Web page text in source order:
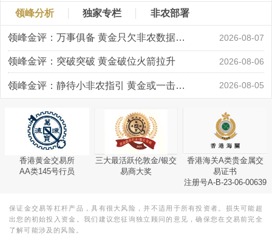
领峰分析 独家专栏 非农部署
领峰金评：万事俱备 黄金只欠非农数据“东风” 2026-08-07
领峰金评：突破突破 黄金破位火箭拉升 2026-08-06
领峰金评：静待小非农指引 黄金或一击破局 2026-08-05
香港黄金交易所
AA类145号行员
三大最活跃伦敦金/银交
易商大奖
香港海关A类贵金属交
易证书
注册号A-B-23-06-00639
保证金交易等杠杆产品，具有很大风险，并不适用于所有投资者。损失可能超
出您的初始投入资金。我们建议您征询独立顾问的意见，确保您在交易前完全
了解可能涉及的风险。